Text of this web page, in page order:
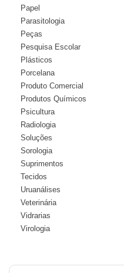
Papel
Parasitologia
Peças
Pesquisa Escolar
Plásticos
Porcelana
Produto Comercial
Produtos Químicos
Psicultura
Radiologia
Soluções
Sorologia
Suprimentos
Tecidos
Uruanálises
Veterinária
Vidrarias
Virologia